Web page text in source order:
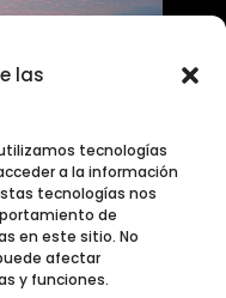
las
tecnologías
a la información
tecnologías nos
de
en este sitio. No
afectar
y funciones.
el centro de
y un